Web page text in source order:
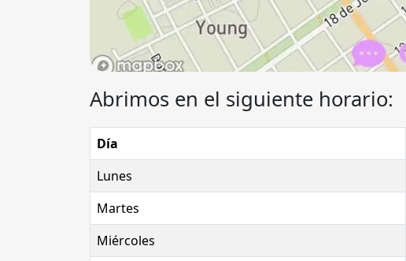
Abrimos en el siguiente horario:
Día
Lunes
Martes
Miércoles